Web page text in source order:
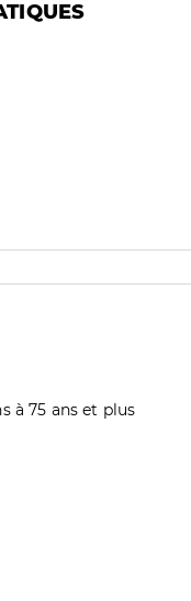
à 75 ans et plus